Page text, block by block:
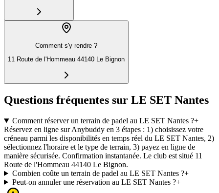
Comment s'y rendre ?
11 Route de l'Hommeau 44140 Le Bignon
Questions fréquentes sur LE SET Nantes
Comment réserver un terrain de padel au LE SET Nantes ?+
Réservez en ligne sur Anybuddy en 3 étapes : 1) choisissez votre
créneau parmi les disponibilités en temps réel du LE SET Nantes, 2)
sélectionnez l'horaire et le type de terrain, 3) payez en ligne de
manière sécurisée. Confirmation instantanée. Le club est situé 11
Route de l'Hommeau 44140 Le Bignon.
Combien coûte un terrain de padel au LE SET Nantes ?+
Peut-on annuler une réservation au LE SET Nantes ?+